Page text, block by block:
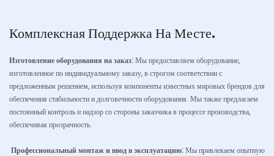
Комплексная Поддержка На Месте.
Изготовление оборудования на заказ:Мы предоставляем оборудование,
изготовленное по индивидуальному заказу, в строгом соответствии с
предложенным решением, используя компоненты известных мировых брендов для
обеспечения стабильности и долговечности оборудования. Мы также предлагаем
постоянный контроль и надзор со стороны заказчика в процессе производства,
обеспечивая прозрачность.
Профессиональный монтаж и ввод в эксплуатацию:Мы привлекаем опытную